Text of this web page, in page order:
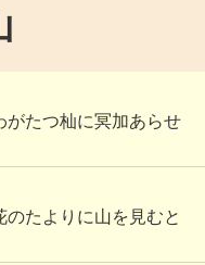
がたつ杣に冥加あらせ
たよりに山を見むと